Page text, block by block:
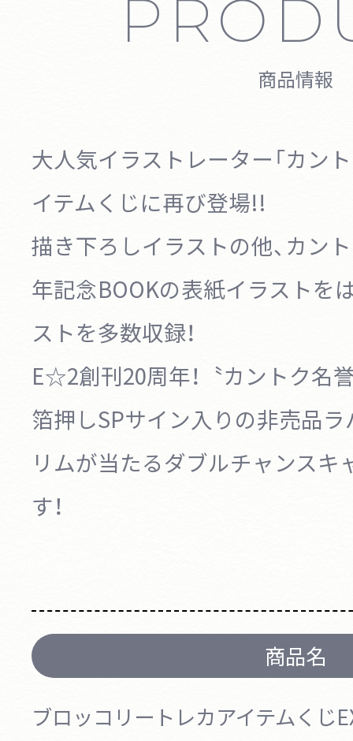
商品情報
大人気イラストレーター「カン
イテムくじに再び登場!!
描き下ろしイラストの他、カン
年記念BOOKの表紙イラストを
ストを多数収録！
E☆2創刊20周年！〝カントク名
箔押しSPサイン入りの非売品ラ
リムが当たるダブルチャンスキ
す！
商品名
ブロッコリートレカアイテムくじ